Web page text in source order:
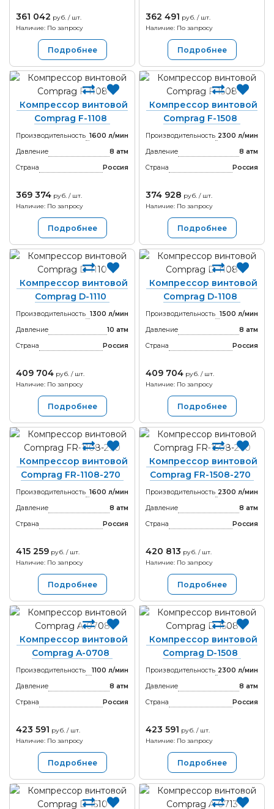
361 042 руб. / шт.
Наличие: По запросу
Подробнее
362 491 руб. / шт.
Наличие: По запросу
Подробнее
Компрессор винтовой
Comprag F-1108
Производительность 1600 л/мин
Давление
8 атм
Страна
Россия
369 374 руб. / шт.
Наличие: По запросу
Подробнее
Компрессор винтовой
Comprag F-1508
Производительность 2300 л/мин
Давление
8 атм
Страна
Россия
374 928 руб. / шт.
Наличие: По запросу
Подробнее
Компрессор винтовой
Comprag D-1110
Производительность 1300 л/мин
Давление
10 атм
Страна
Россия
409 704 руб. / шт.
Наличие: По запросу
Подробнее
Компрессор винтовой
Comprag D-1108
Производительность 1500 л/мин
Давление
8 атм
Страна
Россия
409 704 руб. / шт.
Наличие: По запросу
Подробнее
Компрессор винтовой
Comprag FR-1108-270
Производительность 1600 л/мин
Давление
8 атм
Страна
Россия
415 259 руб. / шт.
Наличие: По запросу
Подробнее
Компрессор винтовой
Comprag FR-1508-270
Производительность 2300 л/мин
Давление
8 атм
Страна
Россия
420 813 руб. / шт.
Наличие: По запросу
Подробнее
Компрессор винтовой
Comprag A-0708
Производительность
1100 л/мин
Давление
8 атм
Страна
Россия
423 591 руб. / шт.
Наличие: По запросу
Подробнее
Компрессор винтовой
Comprag D-1508
Производительность 2300 л/мин
Давление
8 атм
Страна
Россия
423 591 руб. / шт.
Наличие: По запросу
Подробнее